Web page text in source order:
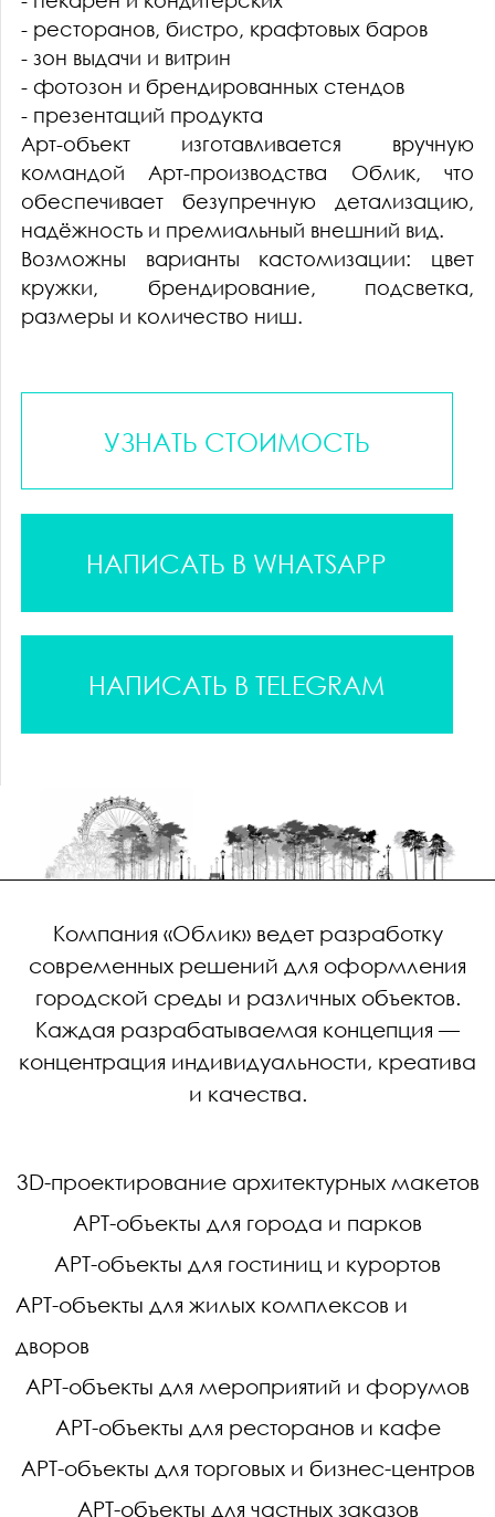
- ресторанов, бистро, крафтовых баров
- зон выдачи и витрин
- фотозон и брендированных стендов
- презентаций продукта
Арт-объект изготавливается вручную
командой Арт-производства Облик, что
обеспечивает безупречную детализацию,
надёжность и премиальный внешний вид.
Возможны варианты кастомизации: цвет
кружки, брендирование, подсветка,
размеры и количество ниш.
УЗНАТЬ СТОИМОСТЬ
НАПИСАТЬ В WHATSAPP
НАПИСАТЬ В TELEGRAM
Компания «Облик» ведет разработку
современных решений для оформления
городской среды и различных объектов.
Каждая разрабатываемая концепция —
концентрация индивидуальности, креатива
и качества.
3D-проектирование архитектурных макетов
АРТ-объекты для города и парков
АРТ-объекты для гостиниц и курортов
АРТ-объекты для жилых комплексов и
дворов
АРТ-объекты для мероприятий и форумов
АРТ-объекты для ресторанов и кафе
АРТ-объекты для торговых и бизнес-центров
АРТ-объекты для частных заказов